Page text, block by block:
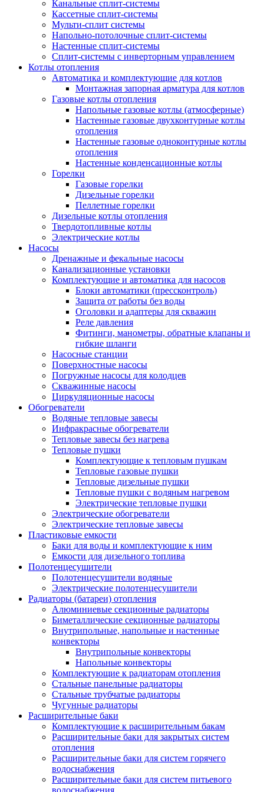
Канальные сплит-системы
Кассетные сплит-системы
Мульти-сплит системы
Напольно-потолочные сплит-системы
Настенные сплит-системы
Сплит-системы с инверторным управлением
Котлы отопления
Автоматика и комплектующие для котлов
Монтажная запорная арматура для котлов
Газовые котлы отопления
Напольные газовые котлы (атмосферные)
Настенные газовые двухконтурные котлы
отопления
Настенные газовые одноконтурные котлы
отопления
Настенные конденсационные котлы
Горелки
Газовые горелки
Дизельные горелки
Пеллетные горелки
Дизельные котлы отопления
Твердотопливные котлы
Электрические котлы
Насосы
Дренажные и фекальные насосы
Канализационные установки
Комплектующие и автоматика для насосов
Блоки автоматики (прессконтроль)
Защита от работы без воды
Оголовки и адаптеры для скважин
Реле давления
Фитинги, манометры, обратные клапаны и
гибкие шланги
Насосные станции
Поверхностные насосы
Погружные насосы для колодцев
Скважинные насосы
Циркуляционные насосы
Обогреватели
Водяные тепловые завесы
Инфракрасные обогреватели
Тепловые завесы без нагрева
Тепловые пушки
Комплектующие к тепловым пушкам
Тепловые газовые пушки
Тепловые дизельные пушки
Тепловые пушки с водяным нагревом
Электрические тепловые пушки
Электрические обогреватели
Электрические тепловые завесы
Пластиковые емкости
Баки для воды и комплектующие к ним
Емкости для дизельного топлива
Полотенцесушители
Полотенцесушители водяные
Электрические полотенцесушители
Радиаторы (батареи) отопления
Алюминиевые секционные радиаторы
Биметаллические секционные радиаторы
Внутрипольные, напольные и настенные
конвекторы
Внутрипольные конвекторы
Напольные конвекторы
Комплектующие к радиаторам отопления
Стальные панельные радиаторы
Стальные трубчатые радиаторы
Чугунные радиаторы
Расширительные баки
Комплектующие к расширительным бакам
Расширительные баки для закрытых систем
отопления
Расширительные баки для систем горячего
водоснабжения
Расширительные баки для систем питьевого
водоснабжения